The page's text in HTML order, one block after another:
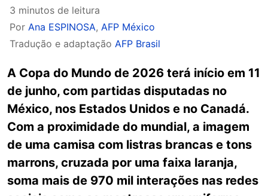
3 minutos de leitura
Por Ana ESPINOSA, AFP México
Tradução e adaptação AFP Brasil
A Copa do Mundo de 2026 terá início em 11
de junho, com partidas disputadas no
México, nos Estados Unidos e no Canadá.
Com a proximidade do mundial, a imagem
de uma camisa com listras brancas e tons
marrons, cruzada por uma faixa laranja,
soma mais de 970 mil interações nas redes